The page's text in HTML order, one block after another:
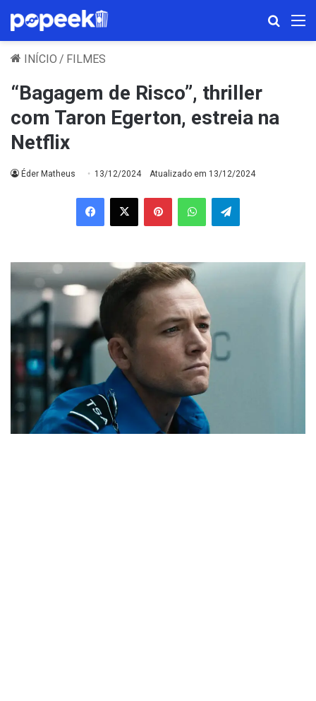
INÍCIO / FILMES
“Bagagem de Risco”, thriller
com Taron Egerton, estreia na
Netflix
Éder Matheus 13/12/2024 Atualizado em 13/12/2024
Facebook
X PinterestWhatsAppTelegram